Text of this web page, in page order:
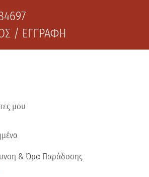
/ ΕΓΓΡΑΦΗ
μου
& Ώρα Παράδοσης